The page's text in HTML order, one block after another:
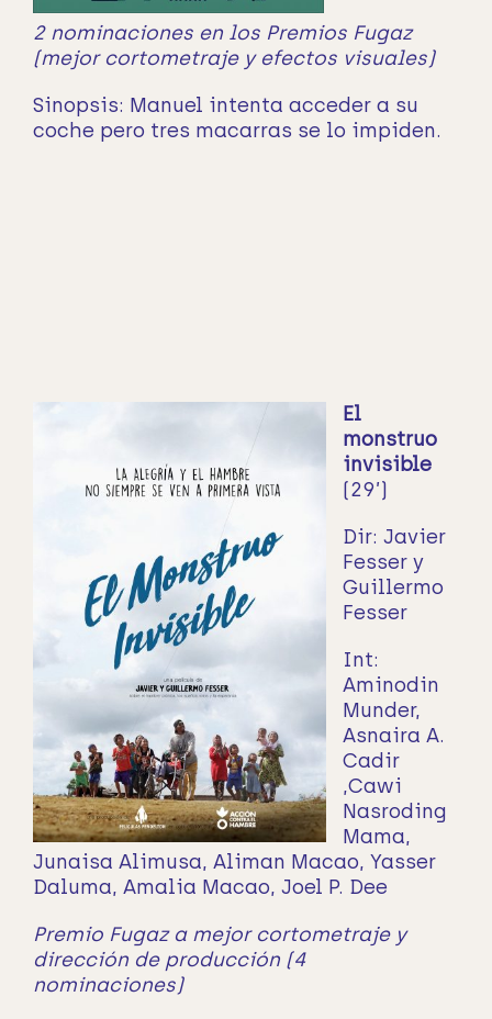
2 nominaciones en los Premios Fugaz
(mejor cortometraje y efectos visuales)
Sinopsis: Manuel intenta acceder a su
coche pero tres macarras se lo impiden.
El
monstruo
invisible
(29’)
Dir: Javier
Fesser y
Guillermo
Fesser
Int:
Aminodin
Munder,
Asnaira A.
Cadir
,Cawi
Nasroding
Mama,
Junaisa Alimusa, Aliman Macao, Yasser
Daluma, Amalia Macao, Joel P. Dee
Premio Fugaz a mejor cortometraje y
dirección de producción (4
nominaciones)